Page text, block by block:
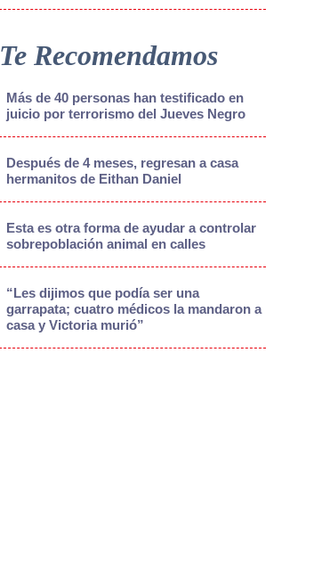
Te Recomendamos
Más de 40 personas han testificado en
juicio por terrorismo del Jueves Negro
Después de 4 meses, regresan a casa
hermanitos de Eithan Daniel
Esta es otra forma de ayudar a controlar
sobrepoblación animal en calles
“Les dijimos que podía ser una
garrapata; cuatro médicos la mandaron a
casa y Victoria murió”